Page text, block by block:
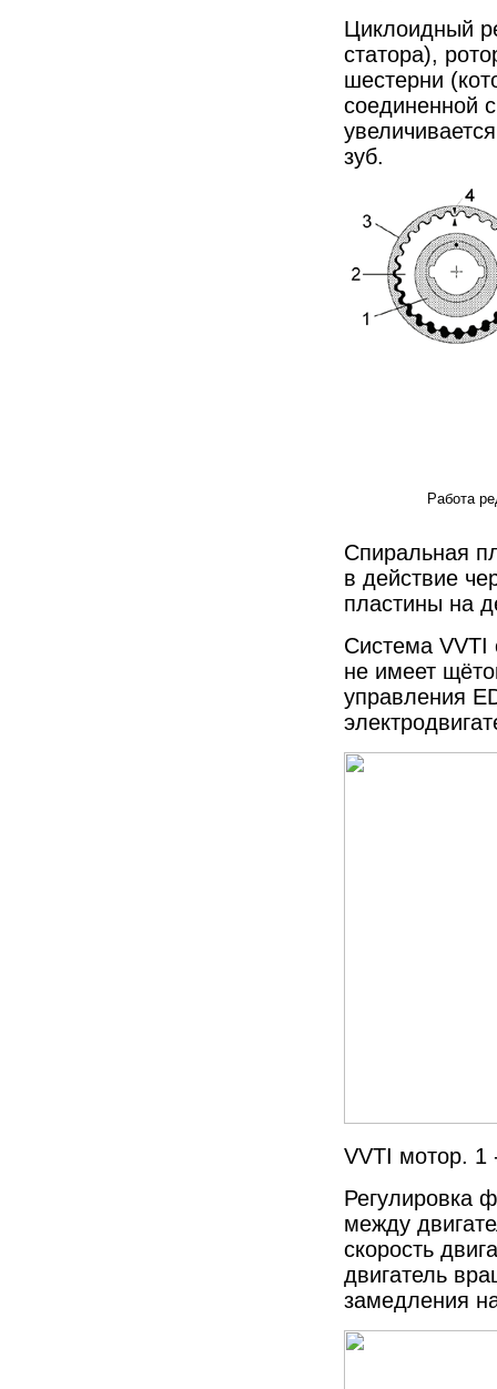
Циклоидный
статора),
шестерни
соединенной
зуб.
Работа
Спиральная
в действие
пластины на
Система VVTI
не имеет
управления
VVTI мотор. 1
Регулировка
между
скорость
двигатель
замедления